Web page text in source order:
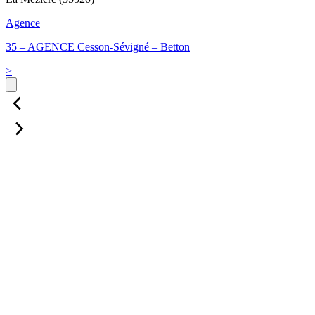
Agence
35 – AGENCE Cesson-Sévigné – Betton
>